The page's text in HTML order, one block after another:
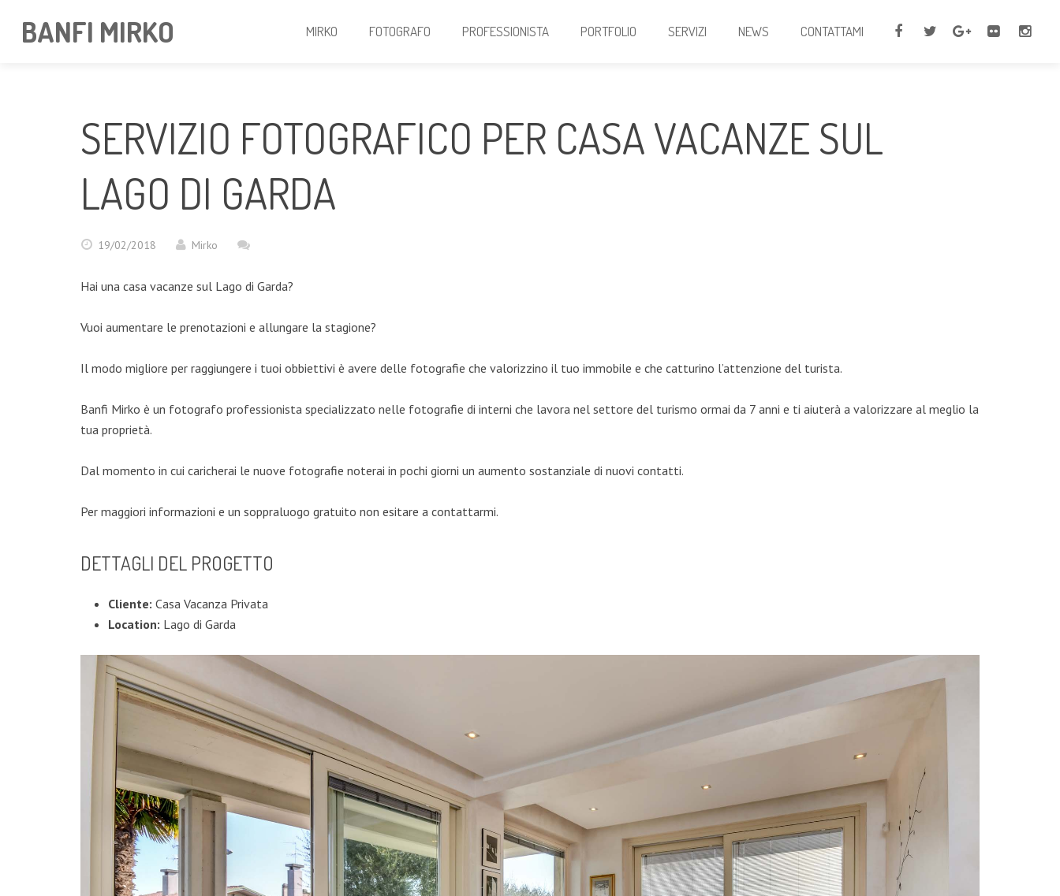
BANFI MIRKO MIRKO FOTOGRAFO PROFESSIONISTA PORTFOLIO SERVIZI NEWS CONTATTAMI
SERVIZIO FOTOGRAFICO PER CASA VACANZE SUL
LAGO DI GARDA
19/02/2018 Mirko
Hai una casa vacanze sul Lago di Garda?
Vuoi aumentare le prenotazioni e allungare la stagione?
Il modo migliore per raggiungere i tuoi obbiettivi è avere delle fotografie che valorizzino il tuo immobile e che catturino l’attenzione del turista.
Banfi Mirko è un fotografo professionista specializzato nelle fotografie di interni che lavora nel settore del turismo ormai da 7 anni e ti aiuterà a valorizzare al meglio la
tua proprietà.
Dal momento in cui caricherai le nuove fotografie noterai in pochi giorni un aumento sostanziale di nuovi contatti.
Per maggiori informazioni e un soppraluogo gratuito non esitare a contattarmi.
DETTAGLI DEL PROGETTO
Cliente: Casa Vacanza Privata
Location: Lago di Garda